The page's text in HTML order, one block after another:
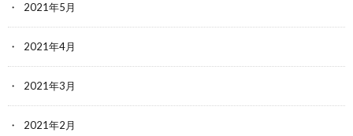
2021年5月
2021年4月
2021年3月
2021年2月